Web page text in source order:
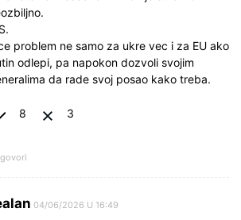
problem ne samo za ukre vec i za EU ako
odlepi, pa napokon dozvoli svojim
da rade svoj posao kako treba.
8 3
04/06/2026 U 16:49